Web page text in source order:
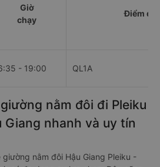
Giờ
chạy
Điểm đi
- 19:00 QL1A
nằm đôi đi Pleiku
Giang nhanh và uy tín
nằm đôi Hậu Giang Pleiku -